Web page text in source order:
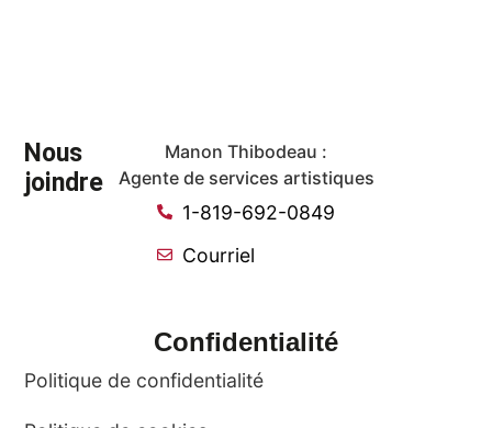
Nous
joindre
Manon Thibodeau :
Agente de services artistiques
1-819-692-0849
Courriel
Confidentialité
Politique de confidentialité